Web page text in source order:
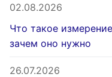
02.08.2026
Что такое
зачем оно нужно
26.07.2026